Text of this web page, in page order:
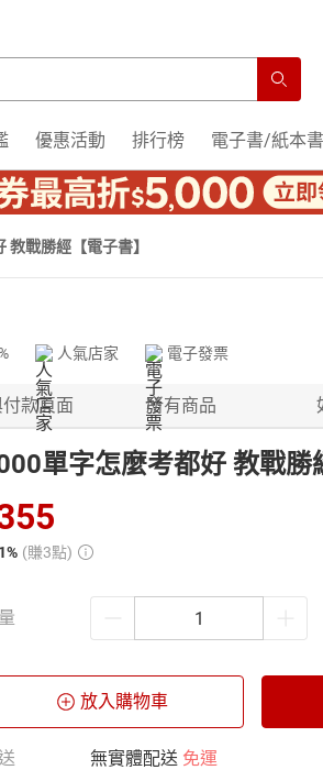
優惠活動 排行榜 電子書/紙本書
戰勝經【電子書】
人氣店家 電子發票
款頁面 所有商品
單字怎麼考都好 教戰勝
1% (賺3點)
放入購物車
無實體配送 免運